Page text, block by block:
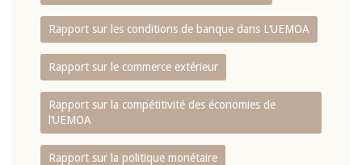
Rapport sur les conditions de banque dans L‘UEMOA
Rapport sur le commerce extérieur
Rapport sur la compétitivité des économies de
l‘UEMOA
Rapport sur la politique monétaire